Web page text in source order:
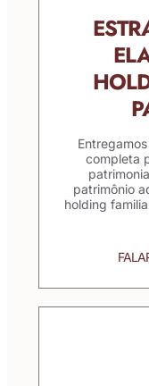
completa
patrimônio
holding